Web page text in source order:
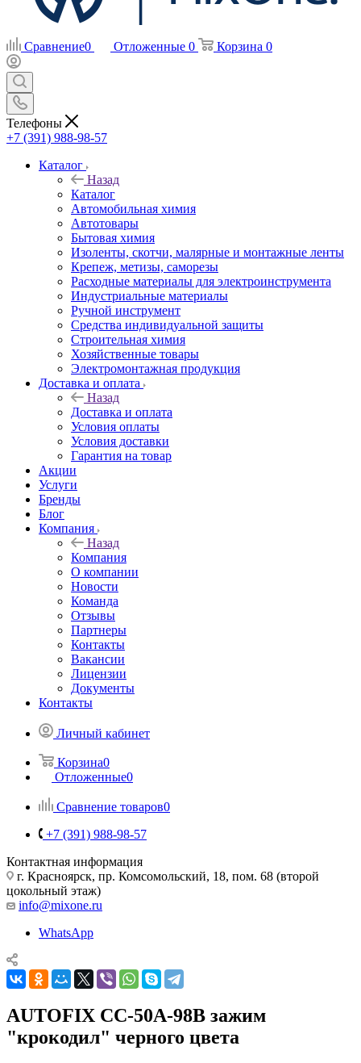
Сравнение0 Отложенные 0 Корзина 0
Телефоны
+7 (391) 988-98-57
Каталог
Назад
Каталог
Автомобильная химия
Автотовары
Бытовая химия
Изоленты, скотчи, малярные и монтажные ленты
Крепеж, метизы, саморезы
Расходные материалы для электроинструмента
Индустриальные материалы
Ручной инструмент
Средства индивидуальной защиты
Строительная химия
Хозяйственные товары
Электромонтажная продукция
Доставка и оплата
Назад
Доставка и оплата
Условия оплаты
Условия доставки
Гарантия на товар
Акции
Услуги
Бренды
Блог
Компания
Назад
Компания
О компании
Новости
Команда
Отзывы
Партнеры
Контакты
Вакансии
Лицензии
Документы
Контакты
Личный кабинет
Корзина0
Отложенные0
Сравнение товаров0
+7 (391) 988-98-57
Контактная информация
г. Красноярск, пр. Комсомольский, 18, пом. 68 (второй
цокольный этаж)
info@mixone.ru
WhatsApp
AUTOFIX CC-50A-98B зажим
"крокодил" черного цвета